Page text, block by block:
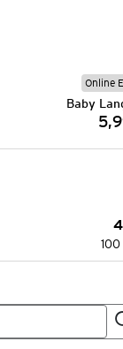
Online
Baby